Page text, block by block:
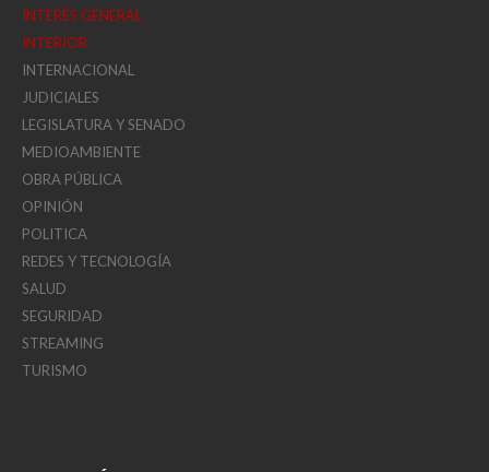
INTERÉS GENERAL
INTERIOR
INTERNACIONAL
JUDICIALES
LEGISLATURA Y SENADO
MEDIOAMBIENTE
OBRA PÚBLICA
OPINIÓN
POLITICA
REDES Y TECNOLOGÍA
SALUD
SEGURIDAD
STREAMING
TURISMO